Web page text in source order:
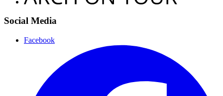
Social Media
Facebook